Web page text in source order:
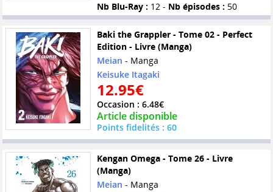
Nb Blu-Ray : 12 - Nb épisodes : 50
Baki the Grappler - Tome 02 - Perfect
Edition - Livre (Manga)
Meian - Manga
Keisuke Itagaki
12.95€
Occasion : 6.48€
Article disponible
Points fidelités : 60
Kengan Omega - Tome 26 - Livre
(Manga)
Meian - Manga